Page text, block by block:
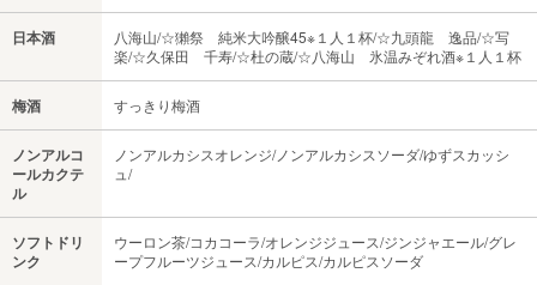
日本酒
八海山/☆獺祭 純米大吟醸45※１人１杯/☆九頭龍 逸品/☆写
楽/☆久保田 千寿/☆杜の蔵/☆八海山 氷温みぞれ酒※１人１杯
梅酒 すっきり梅酒
ノンアルコ
ールカクテ
ル
ノンアルカシスオレンジ/ノンアルカシスソーダ/ゆずスカッシ
ュ/
ソフトドリ
ンク
ウーロン茶/コカコーラ/オレンジジュース/ジンジャエール/グレ
ープフルーツジュース/カルピス/カルピスソーダ